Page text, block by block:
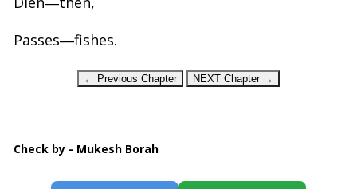
Passes―fishes.
← Previous Chapter NEXT Chapter →
Check by - Mukesh Borah